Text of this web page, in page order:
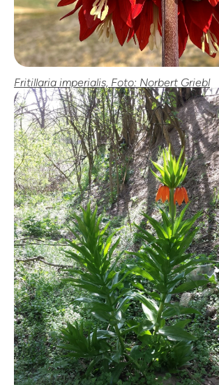
Fritillaria imperialis, Foto: Norbert Griebl